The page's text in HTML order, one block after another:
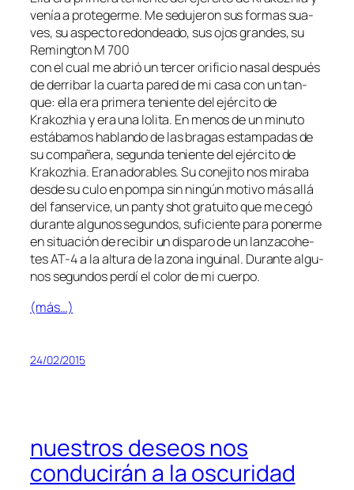
ve­nía a pro­te­ger­me. Me se­du­je­ron sus for­mas sua­
ves, su as­pec­to re­don­dea­do, sus ojos gran­des, su
Remington M 700
con el cual me abrió un ter­cer ori­fi­cio na­sal des­pués
de de­rri­bar la cuar­ta pa­red de mi ca­sa con un tan­
que: ella era pri­me­ra te­nien­te del ejér­ci­to de
Krakozhia y era una lo­li­ta. En me­nos de un mi­nu­to
es­tá­ba­mos ha­blan­do de las bra­gas es­tam­pa­das de
su com­pa­ñe­ra, se­gun­da te­nien­te del ejér­ci­to de
Krakozhia. Eran ado­ra­bles. Su co­ne­ji­to nos mi­ra­ba
des­de su cu­lo en pom­pa sin nin­gún mo­ti­vo más allá
delfan­ser­vi­ce, unpanty shotgra­tui­to que me ce­gó
du­ran­te al­gu­nos se­gun­dos, su­fi­cien­te pa­ra po­ner­me
en si­tua­ción de re­ci­bir un dis­pa­ro de unlan­za­cohe­
tes AT‑4a la al­tu­ra de la zo­na in­gui­nal. Durante al­gu­
nos se­gun­dos per­dí el co­lor de mi cuerpo.
(más…)
24/02/2015
nuestros deseos nos
conducirán a la oscuridad